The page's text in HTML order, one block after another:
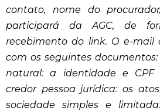
contato, nome do
participará da AGC, de
recebimento do link. O e-mail
com os seguintes
natural: a identidade e CPF
credor pessoa jurídica: os
sociedade simples e